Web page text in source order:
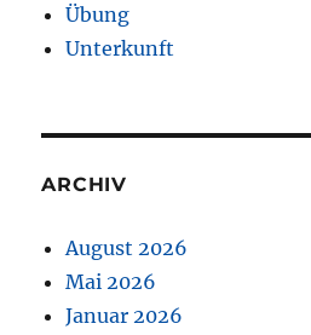
Übung
Unterkunft
ARCHIV
August 2026
Mai 2026
Januar 2026